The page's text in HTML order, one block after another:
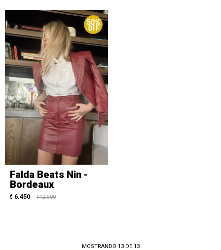
Falda Beats Nin -
Bordeaux
$ 6.450 $ 12.900
MOSTRANDO 13DE 13